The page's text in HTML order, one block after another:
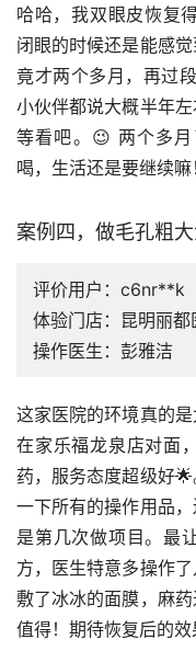
哈哈，我双眼皮恢复
闭眼的时候还是能感
竟才两个多月，再过
小伙伴都说大概半年
等看吧。😉 两个多
喝，生活还是要继续嘛
案例四，做毛孔粗
评价用户：c6nr**k
体验门店：昆明丽
操作医生：彭雅洁
这家医院的环境真的
在家乐福龙泉店对面
药，服务态度超级好
一下所有的操作用品
是第几次做项目。最
方，医生特意多操作
敷了冰冰的面膜，麻
值得！期待恢复后的效